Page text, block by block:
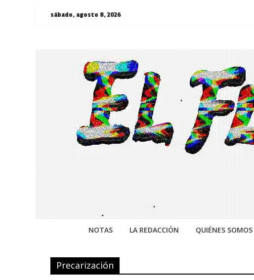
Saltarsábado, agosto 8, 2026
¯\_(ツ)_/
¯
NOTAS LA REDACCIÓN QUIÉNES SOMOS
Precarización